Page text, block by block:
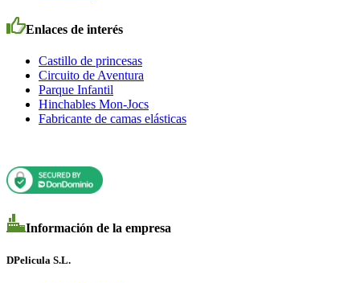
Enlaces de interés
Castillo de princesas
Circuito de Aventura
Parque Infantil
Hinchables Mon-Jocs
Fabricante de camas elásticas
Información de la empresa
DPelicula S.L.